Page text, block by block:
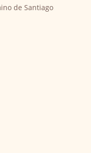
de Santiago